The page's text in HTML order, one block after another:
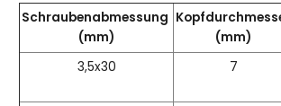
Schraubenabmessung
(mm)
(mm)
3,5x30 7